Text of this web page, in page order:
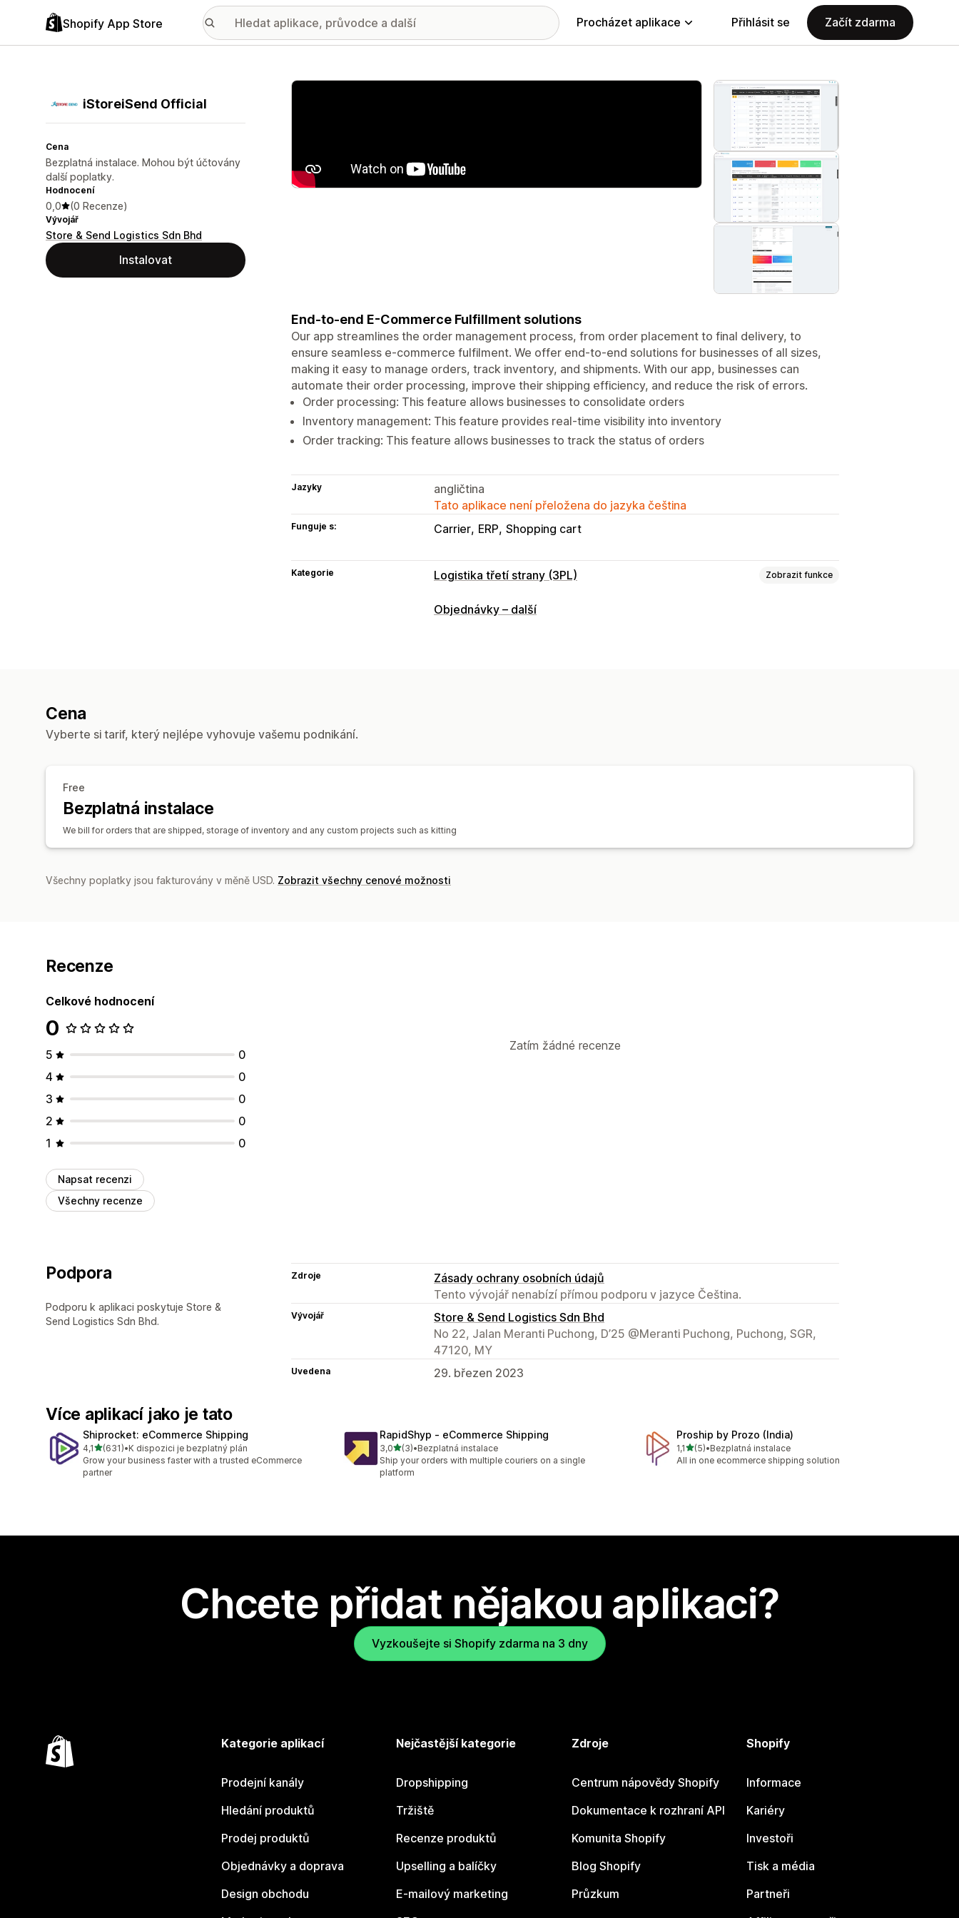
Shopify App Store Procházet aplikace Přihlásit se Začít zdarma
iStoreiSend Official
Cena
Bezplatná instalace. Mohou být účtovány
další poplatky.
Hodnocení
0,0 (0 Recenze)
Vývojář
Store & Send Logistics Sdn Bhd
Instalovat
Galerie propagovaných obrázků
End-to-end E-Commerce Fulfillment solutions
Our app streamlines the order management process, from order placement to final delivery, to
ensure seamless e-commerce fulfilment. We offer end-to-end solutions for businesses of all sizes,
making it easy to manage orders, track inventory, and shipments. With our app, businesses can
automate their order processing, improve their shipping efficiency, and reduce the risk of errors.
Order processing: This feature allows businesses to consolidate orders
Inventory management: This feature provides real-time visibility into inventory
Order tracking: This feature allows businesses to track the status of orders
Jazyky
angličtina
Tato aplikace není přeložena do jazyka čeština
Funguje s: Carrier ERP Shopping cart
Kategorie Logistika třetí strany (3PL) Zobrazit funkce
Řízení objednávek
Objednávky – další
Cena
Vyberte si tarif, který nejlépe vyhovuje vašemu podnikání.
Free
Bezplatná instalace
We bill for orders that are shipped, storage of inventory and any custom projects such as kitting
Všechny poplatky jsou fakturovány v měně USD. Zobrazit všechny cenové možnosti
Recenze
Celkové hodnocení
0
5
0
4
0
3
0
2
0
1
0
Napsat recenzi
Všechny recenze
Zatím žádné recenze
Podpora
Podporu k aplikaci poskytuje Store &
Send Logistics Sdn Bhd.
Zdroje
Zásady ochrany osobních údajů
Tento vývojář nenabízí přímou podporu v jazyce Čeština.
Vývojář
Store & Send Logistics Sdn Bhd
No 22, Jalan Meranti Puchong, D’25 @Meranti Puchong, Puchong, SGR,
47120, MY
Uvedena 29. březen 2023
Více aplikací jako je tato
Shiprocket: eCommerce Shipping
4,1z 5 hvězd
(631)
Celkový počet recenzí: 631
•K dispozici je bezplatný plán
Grow your business faster with a trusted eCommerce
partner
RapidShyp ‑ eCommerce Shipping
3,0z 5 hvězd
(3)
Celkový počet recenzí: 3
•Bezplatná instalace
Ship your orders with multiple couriers on a single
platform
Proship by Prozo (India)
1,1z 5 hvězd
(5)
Celkový počet recenzí: 5
•Bezplatná instalace
All in one ecommerce shipping solution
Chcete přidat nějakou aplikaci?
Vyzkoušejte si Shopify zdarma na 3 dny
Kategorie aplikací
Prodejní kanály
Hledání produktů
Prodej produktů
Objednávky a doprava
Design obchodu
Nejčastější kategorie
Dropshipping
Tržiště
Recenze produktů
Upselling a balíčky
E-mailový marketing
Zdroje
Centrum nápovědy Shopify
Dokumentace k rozhraní API
Komunita Shopify
Blog Shopify
Průzkum
Shopify
Informace
Kariéry
Investoři
Tisk a média
Partneři